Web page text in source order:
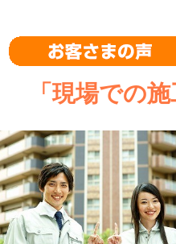
「現場での